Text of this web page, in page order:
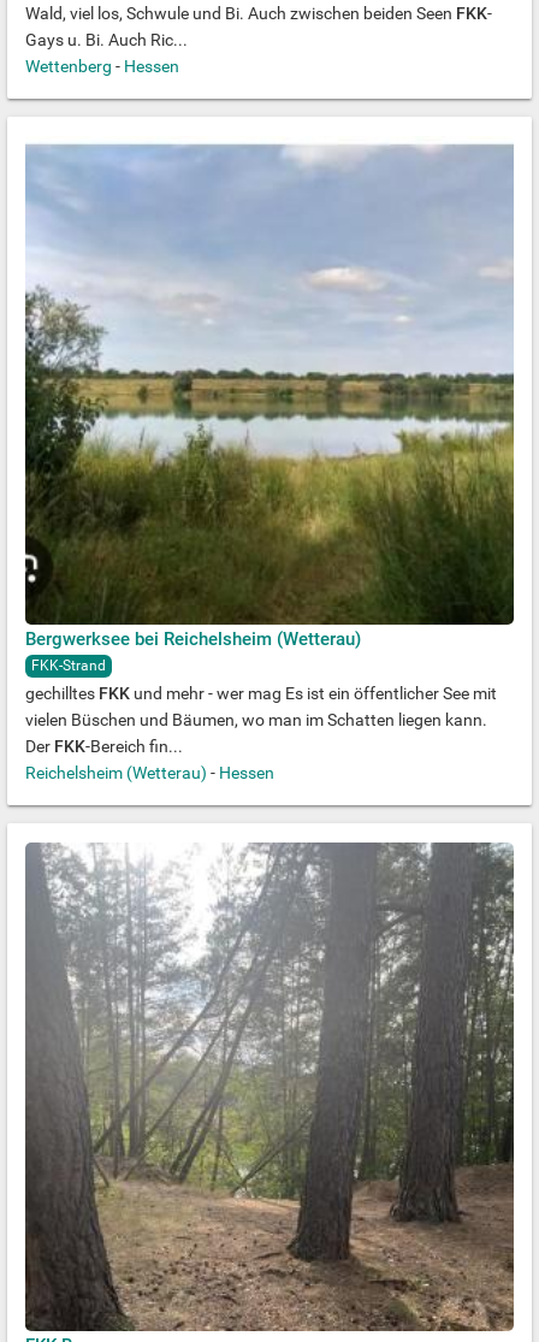
Wald, viel los, Schwule und Bi. Auch zwischen beiden Seen FKK-
Gays u. Bi. Auch Ric...
Wettenberg - Hessen
Bergwerksee bei Reichelsheim (Wetterau)
FKK-Strand
gechilltes FKK und mehr - wer mag Es ist ein öffentlicher See mit
vielen Büschen und Bäumen, wo man im Schatten liegen kann.
Der FKK-Bereich fin...
Reichelsheim (Wetterau) - Hessen